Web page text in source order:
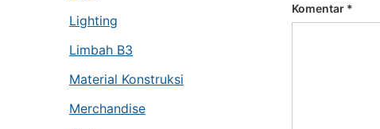
Lighting
Limbah B3
Material Konstruksi
Merchandise
Komentar *